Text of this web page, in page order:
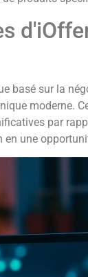
basé sur la
moderne.
par
une